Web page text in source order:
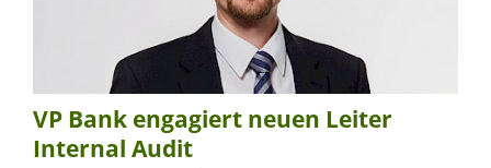
VP Bank engagiert neuen Leiter
Internal Audit